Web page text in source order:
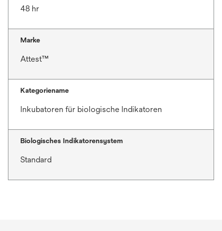
48 hr
Marke
Attest™
Kategoriename
Inkubatoren für biologische Indikatoren
Biologisches Indikatorensystem
Standard